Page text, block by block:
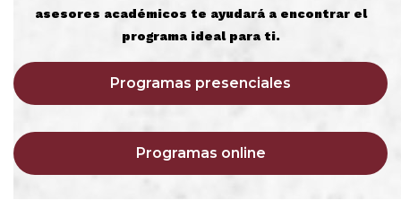
asesores académicos te ayudará a encontrar el
programa ideal para ti.
Programas presenciales
Programas online